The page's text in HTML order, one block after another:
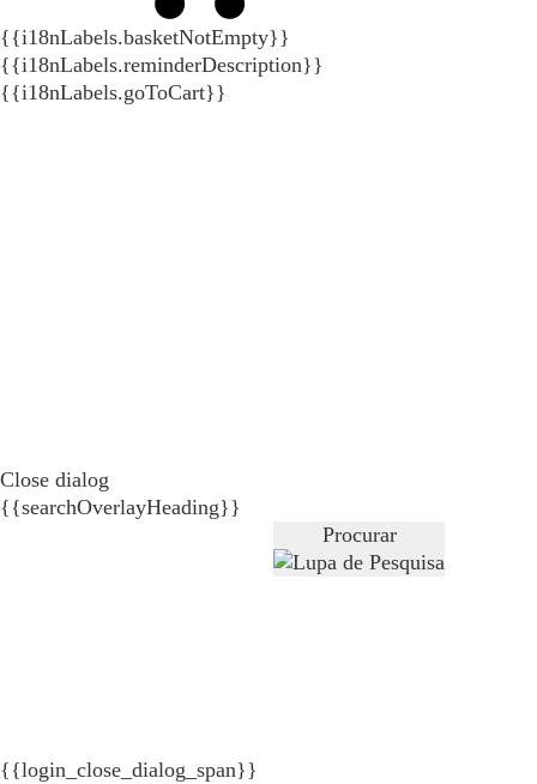
{{i18nLabels.basketNotEmpty}}
{{i18nLabels.reminderDescription}}
{{i18nLabels.goToCart}}
Close dialog
{{searchOverlayHeading}}
Procurar
{{login_close_dialog_span}}